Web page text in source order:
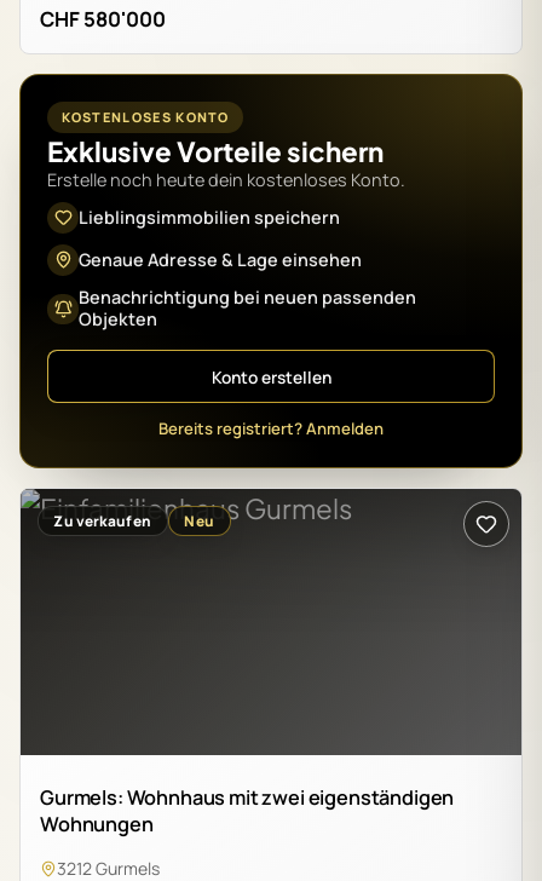
CHF 580'000
KOSTENLOSES KONTO
Exklusive Vorteile sichern
Erstelle noch heute dein kostenloses Konto.
Lieblingsimmobilien speichern
Genaue Adresse & Lage einsehen
Benachrichtigung bei neuen passenden
Objekten
Konto erstellen
Bereits registriert? Anmelden
Zu verkaufen Neu
Gurmels: Wohnhaus mit zwei eigenständigen
Wohnungen
3212 Gurmels